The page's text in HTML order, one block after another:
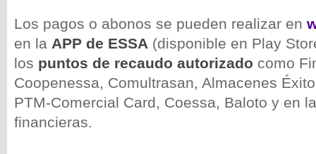
Los pagos o abonos se pueden realizar en
en la APP de ESSA (disponible en Play
los puntos de recaudo autorizado como
Coopenessa, Comultrasan, Almacenes
PTM-Comercial Card, Coessa, Baloto y en
financieras.